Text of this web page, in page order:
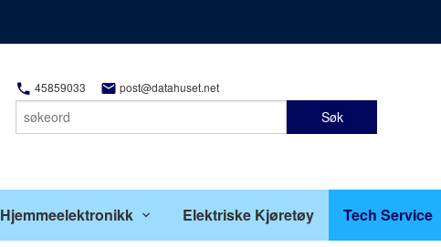
45859033 post@datahuset.net
Søk
Hjemmeelektronikk Elektriske Kjøretøy Tech Service